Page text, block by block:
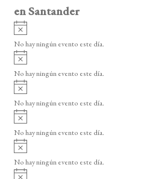
en Santander
A
v
i
o
No hay ningún evento este día.
A
v
i
o
No hay ningún evento este día.
A
v
i
o
No hay ningún evento este día.
A
v
i
o
No hay ningún evento este día.
A
v
i
No hay ningún evento este día.
A